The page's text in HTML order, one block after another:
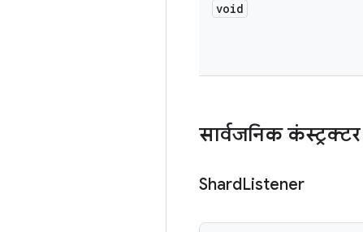
void
सार्वजनिक कंस्ट्रक्टर
ShardListener